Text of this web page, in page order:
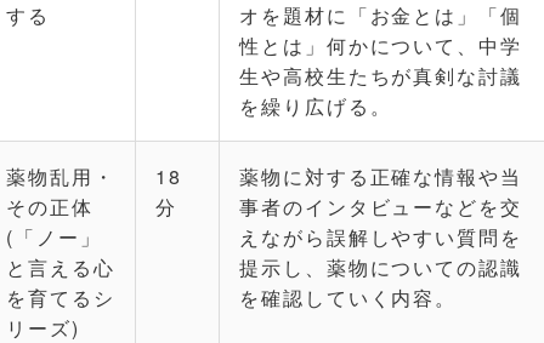
する
オを題材に「お金とは」「個
性とは」何かについて、中学
生や高校生たちが真剣な討議
を繰り広げる。
薬物乱用・
その正体
(「ノー」
と言える心
を育てるシ
リーズ)
18
分
薬物に対する正確な情報や当
事者のインタビューなどを交
えながら誤解しやすい質問を
提示し、薬物についての認識
を確認していく内容。